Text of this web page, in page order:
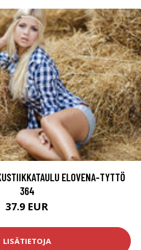
ELOVENA-TYTTÖ
364
37.9 EUR
LISÄTIETOJA